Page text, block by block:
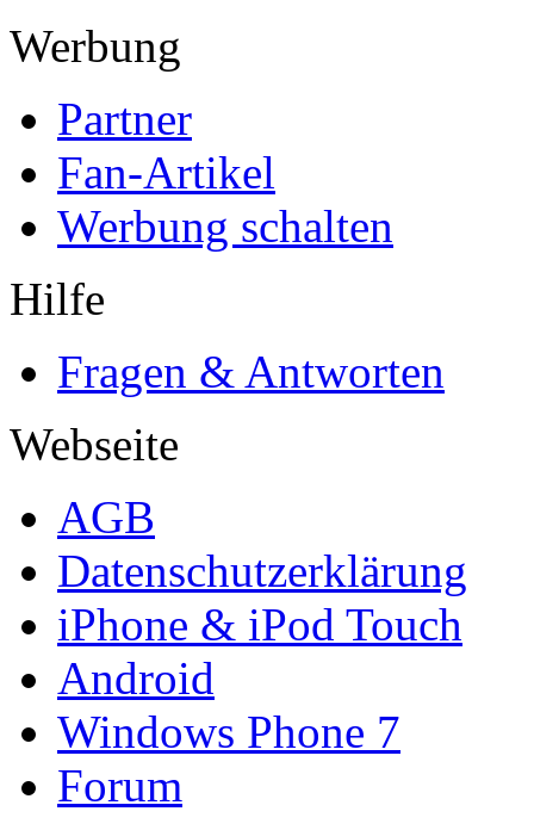
Werbung
Partner
Fan-Artikel
Werbung schalten
Hilfe
Fragen & Antworten
Webseite
AGB
Datenschutzerklärung
iPhone & iPod Touch
Android
Windows Phone 7
Forum